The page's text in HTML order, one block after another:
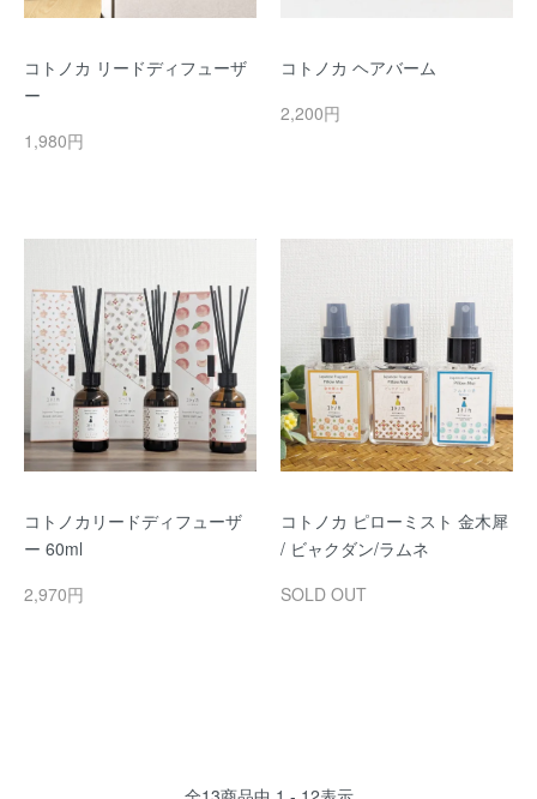
コトノカ リードディフューザ
ー
1,980円
コトノカ ヘアバーム
2,200円
コトノカリードディフューザ
ー 60ml
2,970円
コトノカ ピローミスト 金木犀
/ ビャクダン/ラムネ
SOLD OUT